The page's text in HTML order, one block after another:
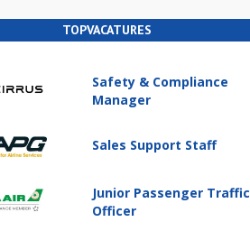
TOPVACATURES
Safety & Compliance
Manager
Sales Support Staff
Junior Passenger Traffic
Officer